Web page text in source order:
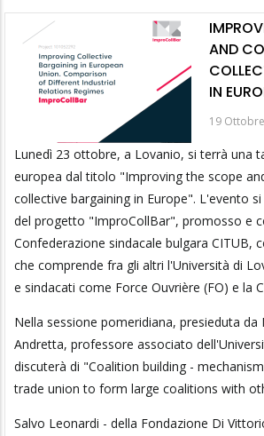
AND
IN
19
Lunedì 23 ottobre, a Lovanio, si terrà una
europea dal titolo "Improving the scope
collective bargaining in Europe". L'evento
del progetto "ImproCollBar", promosso e
Confederazione sindacale bulgara CITUB,
che comprende fra gli altri l'Università di
e sindacati come Force Ouvrière (FO) e la
Nella sessione pomeridiana, presieduta da
Andretta, professore associato
discuterà di "Coalition building -
trade union to form large coalitions with
Salvo Leonardi - della Fondazione Di